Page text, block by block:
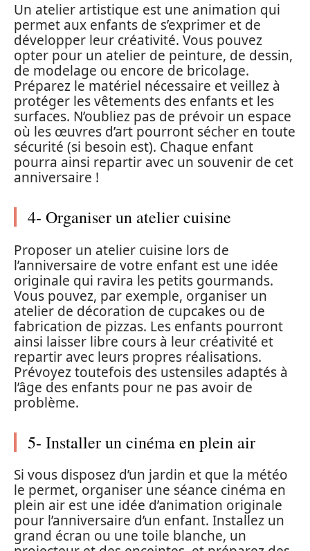
Un atelier artistique est une animation qui
permet aux enfants de s’exprimer et de
développer leur créativité. Vous pouvez
opter pour un atelier de peinture, de dessin,
de modelage ou encore de bricolage.
Préparez le matériel nécessaire et veillez à
protéger les vêtements des enfants et les
surfaces. N’oubliez pas de prévoir un espace
où les œuvres d’art pourront sécher en toute
sécurité (si besoin est). Chaque enfant
pourra ainsi repartir avec un souvenir de cet
anniversaire !
4- Organiser un atelier cuisine
Proposer un atelier cuisine lors de
l’anniversaire de votre enfant est une idée
originale qui ravira les petits gourmands.
Vous pouvez, par exemple, organiser un
atelier de décoration de cupcakes ou de
fabrication de pizzas. Les enfants pourront
ainsi laisser libre cours à leur créativité et
repartir avec leurs propres réalisations.
Prévoyez toutefois des ustensiles adaptés à
l’âge des enfants pour ne pas avoir de
problème.
5- Installer un cinéma en plein air
Si vous disposez d’un jardin et que la météo
le permet, organiser une séance cinéma en
plein air est une idée d’animation originale
pour l’anniversaire d’un enfant. Installez un
grand écran ou une toile blanche, un